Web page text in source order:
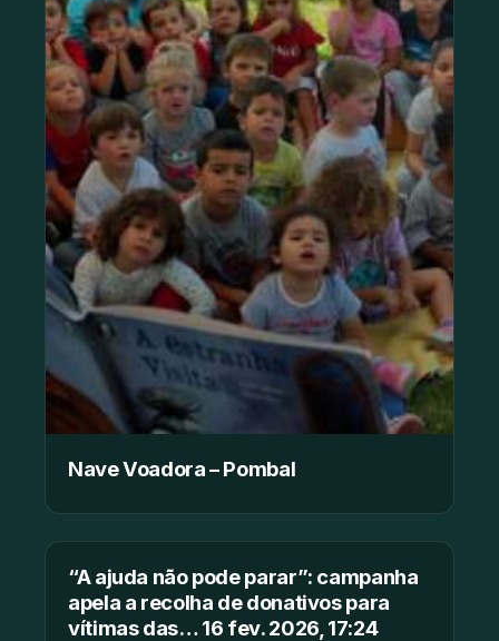
Nave Voadora – Pombal
“A ajuda não pode parar”: campanha
apela a recolha de donativos para
vítimas das… 16 fev. 2026, 17:24